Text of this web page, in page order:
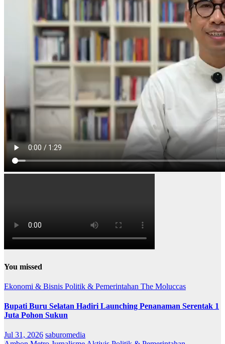
You missed
Ekonomi & Bisnis Politik & Pemerintahan The Moluccas
Bupati Buru Selatan Hadiri Launching Penanaman Serentak 1
Juta Pohon Sukun
Jul 31, 2026 saburomedia